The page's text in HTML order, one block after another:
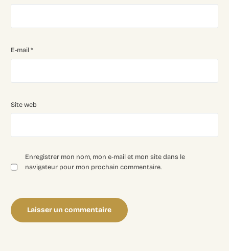
E-mail*
Site web
Enregistrer mon nom, mon e-mail et mon site dans le
navigateur pour mon prochain commentaire.